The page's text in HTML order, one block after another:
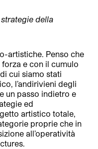
della
artistiche. Penso che
e con il cumulo
cui siamo stati
l’andirivieni degli
un passo indietro e
ed
artistico totale,
proprie che in
all’operatività